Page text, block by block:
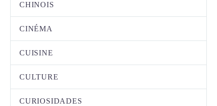
CHINOIS
CINÉMA
CUISINE
CULTURE
CURIOSIDADES